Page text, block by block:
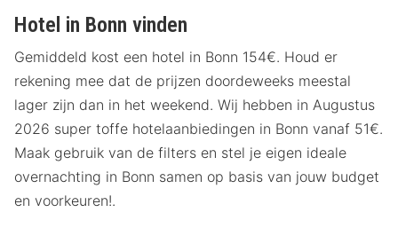
Hotel in Bonn vinden
Gemiddeld kost een hotel in Bonn 154€. Houd er
rekening mee dat de prijzen doordeweeks meestal
lager zijn dan in het weekend. Wij hebben in Augustus
2026 super toffe hotelaanbiedingen in Bonn vanaf 51€.
Maak gebruik van de filters en stel je eigen ideale
overnachting in Bonn samen op basis van jouw budget
en voorkeuren!.